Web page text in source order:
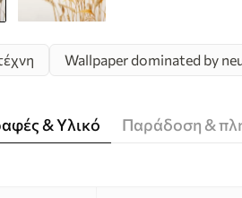
Wallpaper dominated by
& Υλικό Παράδοση &